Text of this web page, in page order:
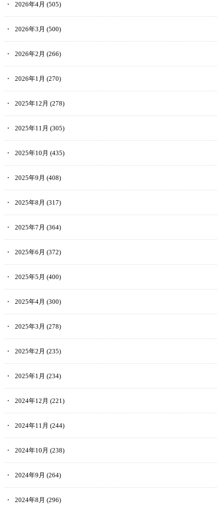
2026年4月 (505)
2026年3月 (500)
2026年2月 (266)
2026年1月 (270)
2025年12月 (278)
2025年11月 (305)
2025年10月 (435)
2025年9月 (408)
2025年8月 (317)
2025年7月 (364)
2025年6月 (372)
2025年5月 (400)
2025年4月 (300)
2025年3月 (278)
2025年2月 (235)
2025年1月 (234)
2024年12月 (221)
2024年11月 (244)
2024年10月 (238)
2024年9月 (264)
2024年8月 (296)